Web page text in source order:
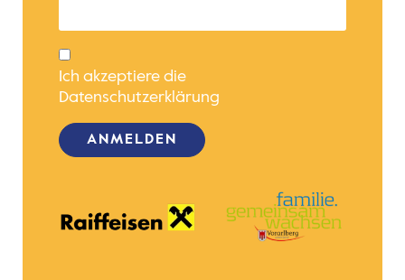
Ich akzeptiere die
Datenschutzerklärung